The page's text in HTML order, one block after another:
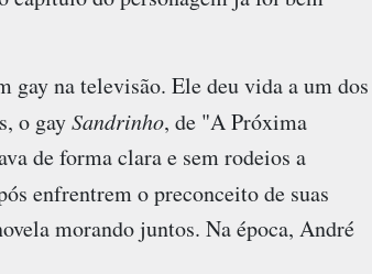
gay na televisão. Ele deu vida a um dos
o gaySandrinho, de "A Próxima
de forma clara e sem rodeios a
enfrentrem o preconceito de suas
morando juntos. Na época, André